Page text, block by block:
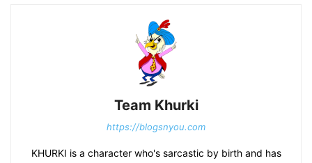
Team Khurki
https://blogsnyou.com
KHURKI is a character who's sarcastic by birth and has